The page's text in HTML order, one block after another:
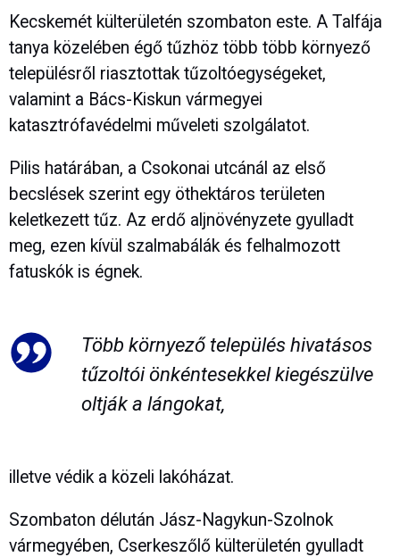
Kecskemét külterületén szombaton este. A Talfája
tanya közelében égő tűzhöz több több környező
településről riasztottak tűzoltóegységeket,
valamint a Bács-Kiskun vármegyei
katasztrófavédelmi műveleti szolgálatot.
Pilis határában, a Csokonai utcánál az első
becslések szerint egy öthektáros területen
keletkezett tűz. Az erdő aljnövényzete gyulladt
meg, ezen kívül szalmabálák és felhalmozott
fatuskók is égnek.
Több környező település hivatásos
tűzoltói önkéntesekkel kiegészülve
oltják a lángokat,
illetve védik a közeli lakóházat.
Szombaton délután Jász-Nagykun-Szolnok
vármegyében, Cserkeszőlő külterületén gyulladt